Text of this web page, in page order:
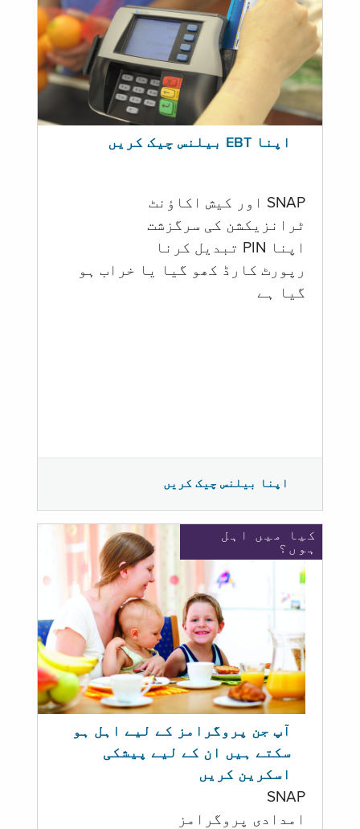
اپنا EBT بیلنس چیک کریں
SNAP اور کیش اکاؤنٹ
ٹرانزیکشن کی سرگزشت
اپنا PIN تبدیل کرنا
رپورٹ کارڈ کھو گیا یا خراب ہو
گيا ہے
اپنا بیلنس چیک کریں
کیا میں اہل
ہوں؟
آپ جن پروگرامز کے لیے اہل ہو
سکتے ہیں ان کے لیے پیشکی
اسکرین کریں
SNAP
امدادی پروگرامز